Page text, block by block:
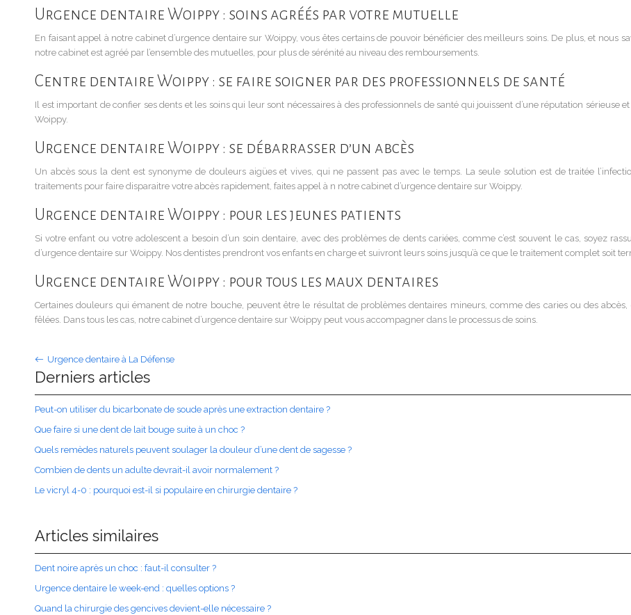
Urgence dentaire Woippy : soins agréés par votre mutuelle
En faisant appel à notre cabinet d’urgence dentaire sur Woippy, vous êtes certains de pouvoir bénéficier des meilleurs soins. De plus, et nous
notre cabinet est agréé par l’ensemble des mutuelles, pour plus de sérénité au niveau des remboursements.
Centre dentaire Woippy : se faire soigner par des professionnels de santé
Il est important de confier ses dents et les soins qui leur sont nécessaires à des professionnels de santé qui jouissent d’une réputation sérieuse
Woippy.
Urgence dentaire Woippy : se débarrasser d’un abcès
Un abcès sous la dent est synonyme de douleurs aigües et vives, qui ne passent pas avec le temps. La seule solution est de traitée
traitements pour faire disparaitre votre abcès rapidement, faites appel à n notre cabinet d’urgence dentaire sur Woippy.
Urgence dentaire Woippy : pour les jeunes patients
Si votre enfant ou votre adolescent a besoin d’un soin dentaire, avec des problèmes de dents cariées, comme c’est souvent le cas, soyez
d’urgence dentaire sur Woippy. Nos dentistes prendront vos enfants en charge et suivront leurs soins jusqu’à ce que le traitement complet soit
Urgence dentaire Woippy : pour tous les maux dentaires
Certaines douleurs qui émanent de notre bouche, peuvent être le résultat de problèmes dentaires mineurs, comme des caries ou des
fêlées. Dans tous les cas, notre cabinet d’urgence dentaire sur Woippy peut vous accompagner dans le processus de soins.
Urgence dentaire à La Défense
Derniers articles
Peut-on utiliser du bicarbonate de soude après une extraction dentaire ?
Que faire si une dent de lait bouge suite à un choc ?
Quels remèdes naturels peuvent soulager la douleur d’une dent de sagesse ?
Combien de dents un adulte devrait-il avoir normalement ?
Le vicryl 4-0 : pourquoi est-il si populaire en chirurgie dentaire ?
Articles similaires
Dent noire après un choc : faut-il consulter ?
Urgence dentaire le week-end : quelles options ?
Quand la chirurgie des gencives devient-elle nécessaire ?